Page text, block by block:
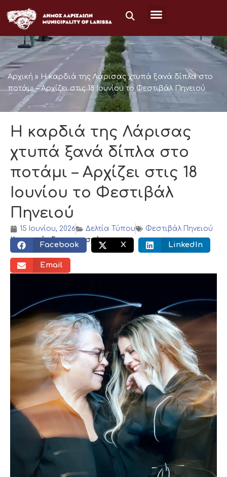
στο
περιεχόμενο
Αρχική » Η καρδιά της Λάρισας χτυπά ξανά δίπλα στο
ποτάμι – Αρχίζει στις 18 Ιουνίου το Φεστιβάλ Πηνειού
Η καρδιά της Λάρισας
χτυπά ξανά δίπλα στο
ποτάμι – Αρχίζει στις 18
Ιουνίου το Φεστιβάλ
Πηνειού
15 Ιουνίου, 2026 Δελτία Τύπου
Φεστιβάλ Πηνειού
Κοινωνικός διαμοιρασμός:
Facebook X LinkedIn
Email